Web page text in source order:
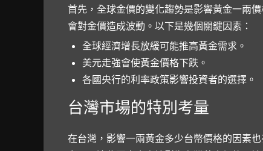
首先，全球金價的變化趨勢是影響黃金一兩
會對金價造成波動。以下是幾個關鍵因素：
全球經濟增長放緩可能推高黃金需求。
美元走強會使黃金價格下跌。
各國央行的利率政策影響投資者的選擇。
台灣市場的特別考量
在台灣，影響一兩黃金多少台幣價格的因素